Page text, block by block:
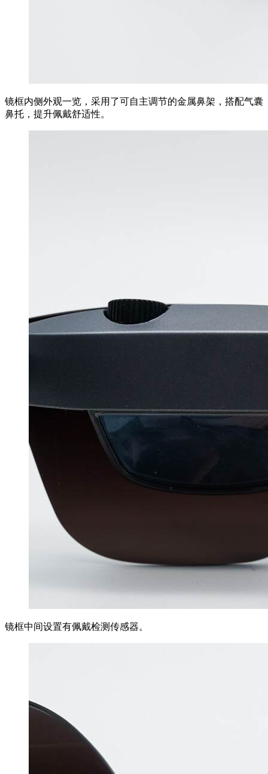
镜框内侧外观一览，采用了可自主调节的金属鼻架，搭配气囊
鼻托，提升佩戴舒适性。
镜框中间设置有佩戴检测传感器。